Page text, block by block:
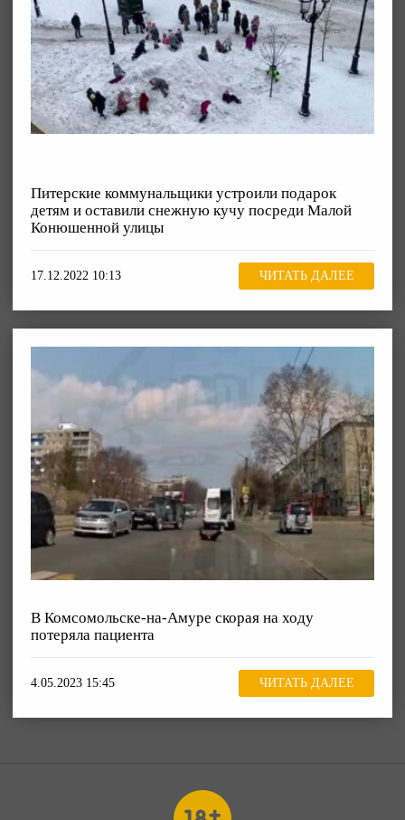
Питерские коммунальщики устроили подарок
детям и оставили снежную кучу посреди Малой
Конюшенной улицы
17.12.2022 10:13 ЧИТАТЬ ДАЛЕЕ
В Комсомольске-на-Амуре скорая на ходу
потеряла пациента
4.05.2023 15:45 ЧИТАТЬ ДАЛЕЕ